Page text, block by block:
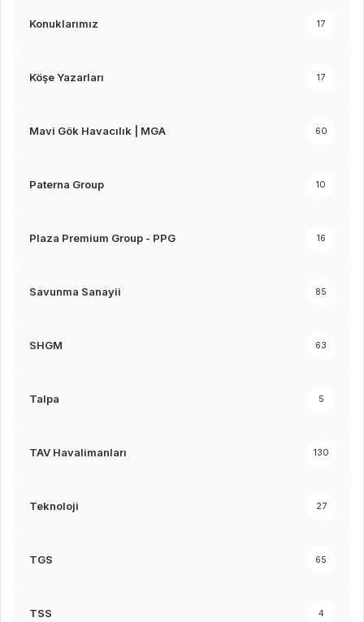
Konuklarımız 17
Köşe Yazarları 17
Mavi Gök Havacılık | MGA 60
Paterna Group 10
Plaza Premium Group - PPG 16
Savunma Sanayii 85
SHGM 63
Talpa 5
TAV Havalimanları 130
Teknoloji 27
TGS 65
TSS 4